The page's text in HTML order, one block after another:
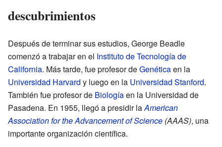
descubrimientos
Después de terminar sus estudios, George Beadle
comenzó a trabajar en el Instituto de Tecnología de
California. Más tarde, fue profesor deGenéticaen la
Universidad Harvard y luego en la Universidad Stanford.
También fue profesor de Biologíaen la Universidad de
Pasadena. En 1955, llegó a presidir laAmerican
Association for the Advancement of Science (AAAS), una
importante organización científica.